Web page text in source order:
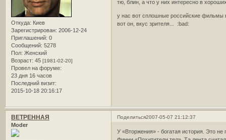
Откуда: Киев
Зарегистрирован: 2006-12-24
Приглашений: 0
Сообщений: 5278
Пол: Женский
Возраст: 45 [1981-02-20]
Провел на форуме:
23 дня 16 часов
Последний визит:
2015-10-18 20:16:17
тю, блин, а что у них интересно в
у нас вот сплошные российские фильмы
вот он, вкус зрителя... :bad:
Поделиться2007-05-07 21:12:37
ВЕТРЕННАЯ
Moder
У «Вторжения» - богатая история. Это